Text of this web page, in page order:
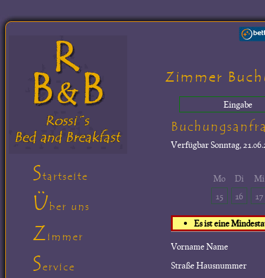
Zimmer
Eingabe
VerfügbarSonntag,
Mo
15
Di
16
Mi
17
Es ist eine
Vorname Name
Straße Hausnummer
Startseite
Über uns
Zimmer
Service